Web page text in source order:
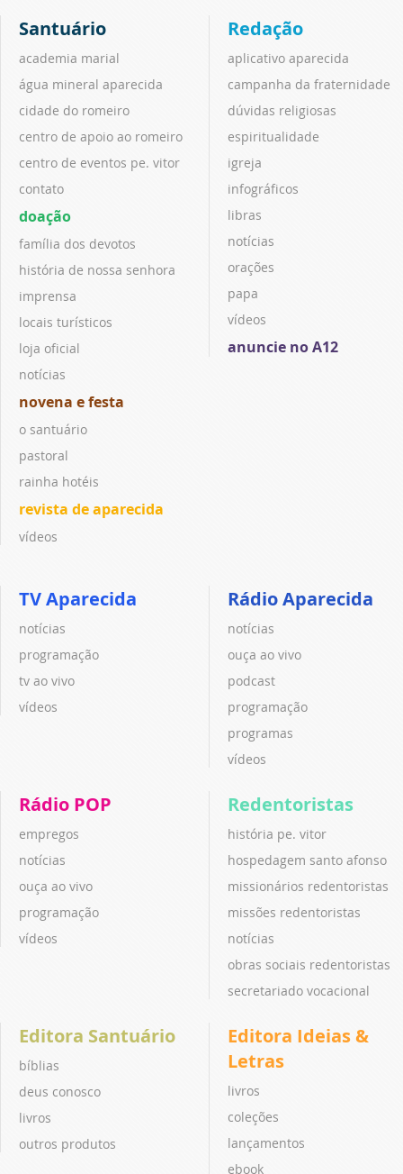
Santuário
academia marial
água mineral aparecida
cidade do romeiro
centro de apoio ao romeiro
centro de eventos pe. vitor
contato
doação
família dos devotos
história de nossa senhora
imprensa
locais turísticos
loja oficial
notícias
novena e festa
o santuário
pastoral
rainha hotéis
revista de aparecida
vídeos
Redação
aplicativo aparecida
campanha da fraternidade
dúvidas religiosas
espiritualidade
igreja
infográficos
libras
notícias
orações
papa
vídeos
anuncie no A12
TV Aparecida
notícias
programação
tv ao vivo
vídeos
Rádio Aparecida
notícias
ouça ao vivo
podcast
programação
programas
vídeos
Rádio POP
empregos
notícias
ouça ao vivo
programação
vídeos
Redentoristas
história pe. vitor
hospedagem santo afonso
missionários redentoristas
missões redentoristas
notícias
obras sociais redentoristas
secretariado vocacional
Editora Santuário
bíblias
deus conosco
livros
outros produtos
Editora Ideias &
Letras
livros
coleções
lançamentos
ebook